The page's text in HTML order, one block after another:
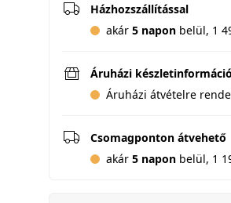
Házhozszállítással
akár 5 napon belül, 1
Áruházi készletinformáció
Áruházi átvételre
Csomagponton átvehető
akár 5 napon belül, 1